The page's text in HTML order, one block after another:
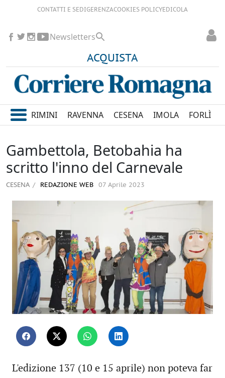
CONTATTI E SEDIGERENZACOOKIES POLICYEDICOLA
ACQUISTA
Newsletters
RIMINI RAVENNA CESENA IMOLA FORLÌ
Gambettola, Betobahia ha
scritto l'inno del Carnevale
CESENA REDAZIONE WEB 07 Aprile 2023
L'edizione 137 (10 e 15 aprile) non poteva far